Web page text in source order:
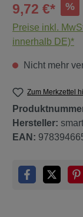
9,72 €* %
Preise inkl.
innerhalb DE)*
Nicht mehr
Zum Merkzettel
Hersteller:
EAN: